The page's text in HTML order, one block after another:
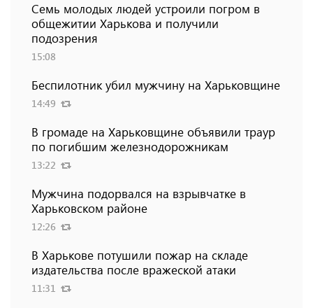
Семь молодых людей устроили погром в
общежитии Харькова и получили
подозрения
15:08
Беспилотник убил мужчину на Харьковщине
14:49
В громаде на Харьковщине объявили траур
по погибшим железнодорожникам
13:22
Мужчина подорвался на взрывчатке в
Харьковском районе
12:26
В Харькове потушили пожар на складе
издательства после вражеской атаки
11:31